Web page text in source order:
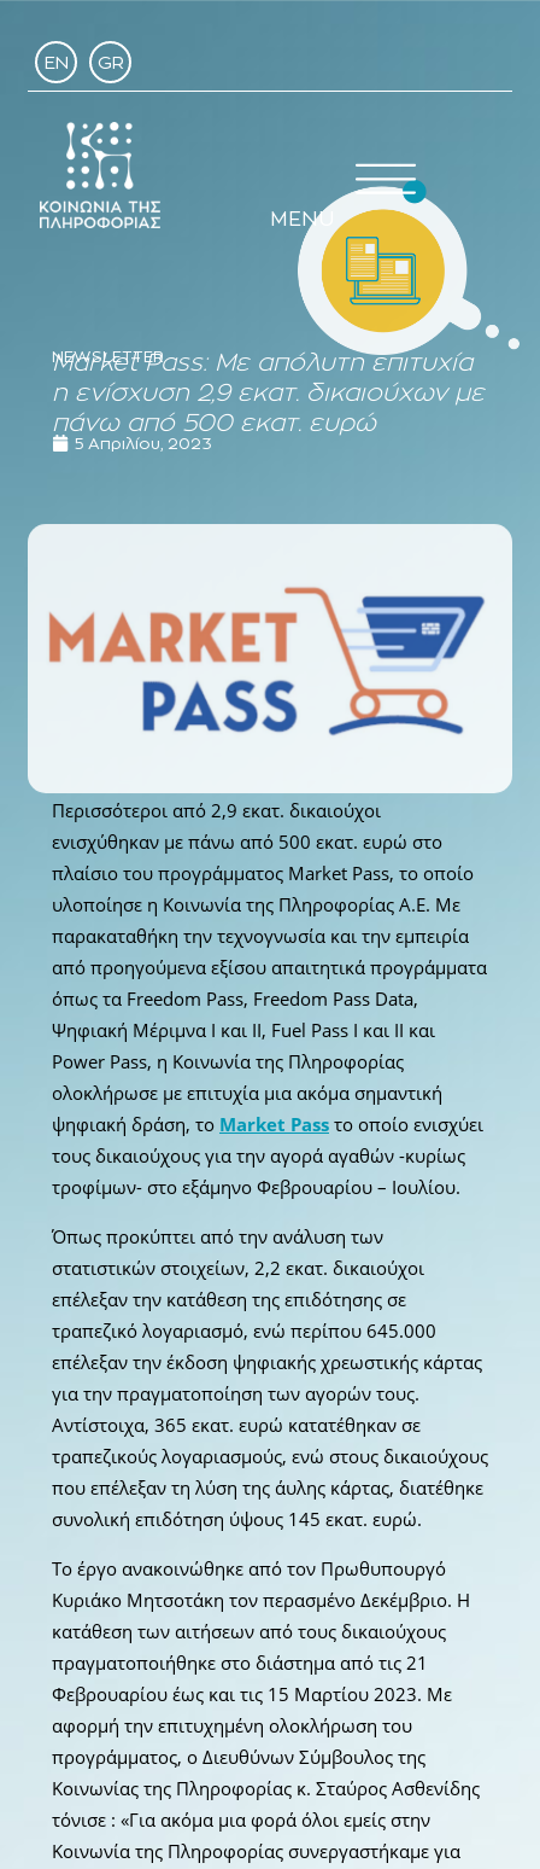
EN GR
MENU
NEWSLETTER
Market Pass: Με απόλυτη επιτυχία
η ενίσχυση 2,9 εκατ. δικαιούχων με
πάνω από 500 εκατ. ευρώ
5 Απριλίου, 2023
Περισσότεροι από 2,9 εκατ. δικαιούχοι
ενισχύθηκαν με πάνω από 500 εκατ. ευρώ στο
πλαίσιο του προγράμματος Market Pass, το οποίο
υλοποίησε η Κοινωνία της Πληροφορίας Α.Ε. Με
παρακαταθήκη την τεχνογνωσία και την εμπειρία
από προηγούμενα εξίσου απαιτητικά προγράμματα
όπως τα Freedom Pass, Freedom Pass Data,
Ψηφιακή Μέριμνα Ι και ΙΙ, Fuel Pass I και II και
Power Pass, η Κοινωνία της Πληροφορίας
ολοκλήρωσε με επιτυχία μια ακόμα σημαντική
ψηφιακή δράση, το Market Pass το οποίο ενισχύει
τους δικαιούχους για την αγορά αγαθών -κυρίως
τροφίμων- στο εξάμηνο Φεβρουαρίου – Ιουλίου.
Όπως προκύπτει από την ανάλυση των
στατιστικών στοιχείων, 2,2 εκατ. δικαιούχοι
επέλεξαν την κατάθεση της επιδότησης σε
τραπεζικό λογαριασμό, ενώ περίπου 645.000
επέλεξαν την έκδοση ψηφιακής χρεωστικής κάρτας
για την πραγματοποίηση των αγορών τους.
Αντίστοιχα, 365 εκατ. ευρώ κατατέθηκαν σε
τραπεζικούς λογαριασμούς, ενώ στους δικαιούχους
που επέλεξαν τη λύση της άυλης κάρτας, διατέθηκε
συνολική επιδότηση ύψους 145 εκατ. ευρώ.
Το έργο ανακοινώθηκε από τον Πρωθυπουργό
Κυριάκο Μητσοτάκη τον περασμένο Δεκέμβριο. Η
κατάθεση των αιτήσεων από τους δικαιούχους
πραγματοποιήθηκε στο διάστημα από τις 21
Φεβρουαρίου έως και τις 15 Μαρτίου 2023. Με
αφορμή την επιτυχημένη ολοκλήρωση του
προγράμματος, ο Διευθύνων Σύμβουλος της
Κοινωνίας της Πληροφορίας κ. Σταύρος Ασθενίδης
τόνισε : «Για ακόμα μια φορά όλοι εμείς στην
Κοινωνία της Πληροφορίας συνεργαστήκαμε για